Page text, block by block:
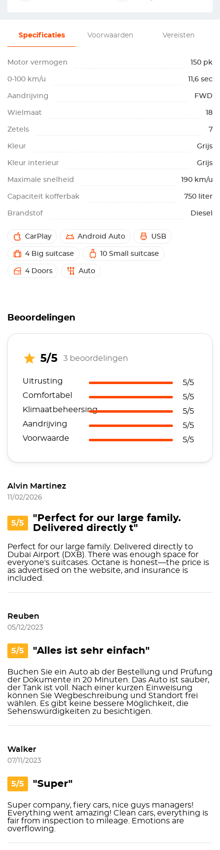
Specificaties Voorwaarden Vereisten
Motor vermogen 150 pk
0-100 km/u 11,6 sec
Aandrijving FWD
Wielmaat 18
Zetels 7
Kleur Grijs
Kleur interieur Grijs
Maximale snelheid 190 km/u
Capaciteit kofferbak 750 liter
Brandstof Diesel
CarPlay Android Auto USB
4 Big suitcase 10 Small suitcase
4 Doors Auto
Beoordelingen
5/5 3 beoordelingen
Uitrusting
5/5
Comfortabel
5/5
Klimaatbeheersing
5/5
Aandrijving
5/5
Voorwaarde
5/5
Alvin Martinez
11/02/2026
5/5
"Perfect for our large family.
Delivered directly t"
Perfect for our large family. Delivered directly to
Dubai Airport (DXB). There was enough space for
everyone's suitcases. Octane is honest—the price is
as advertised on the website, and insurance is
included.
Reuben
05/12/2023
5/5 "Alles ist sehr einfach"
Buchen Sie ein Auto ab der Bestellung und Prüfung
der Dokumente in 20 Minuten. Das Auto ist sauber,
der Tank ist voll. Nach einer kurzen Einweisung
können Sie Wegbeschreibung und Standort frei
wählen. Es gibt keine bessere Möglichkeit, die
Sehenswürdigkeiten zu besichtigen.
Walker
07/11/2023
5/5 "Super"
Super company, fiery cars, nice guys managers!
Everything went amazing! Clean cars, everything is
fair from inspection to mileage. Emotions are
overflowing.